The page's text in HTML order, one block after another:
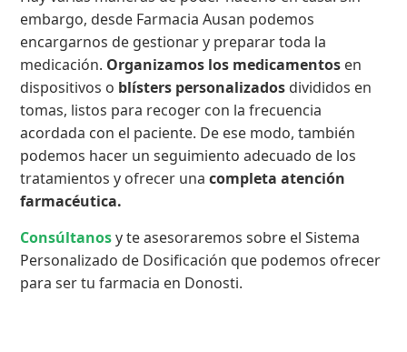
embargo, desde Farmacia Ausan podemos
encargarnos de gestionar y preparar toda la
medicación. Organizamos los medicamentos en
dispositivos o blísters personalizados divididos en
tomas, listos para recoger con la frecuencia
acordada con el paciente. De ese modo, también
podemos hacer un seguimiento adecuado de los
tratamientos y ofrecer unacompleta atención
farmacéutica.
Consúltanosy te asesoraremos sobre el Sistema
Personalizado de Dosificación que podemos ofrecer
para ser tu farmacia en Donosti.